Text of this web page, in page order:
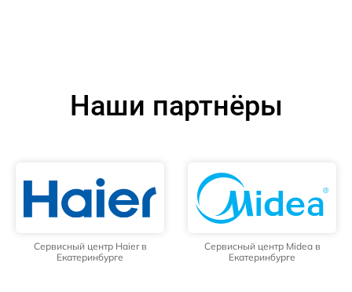
Наши партнёры
Сервисный центр Haier в
Екатеринбурге
Сервисный центр Midea в
Екатеринбурге